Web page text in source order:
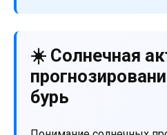
☀️ Солнечная
бурь